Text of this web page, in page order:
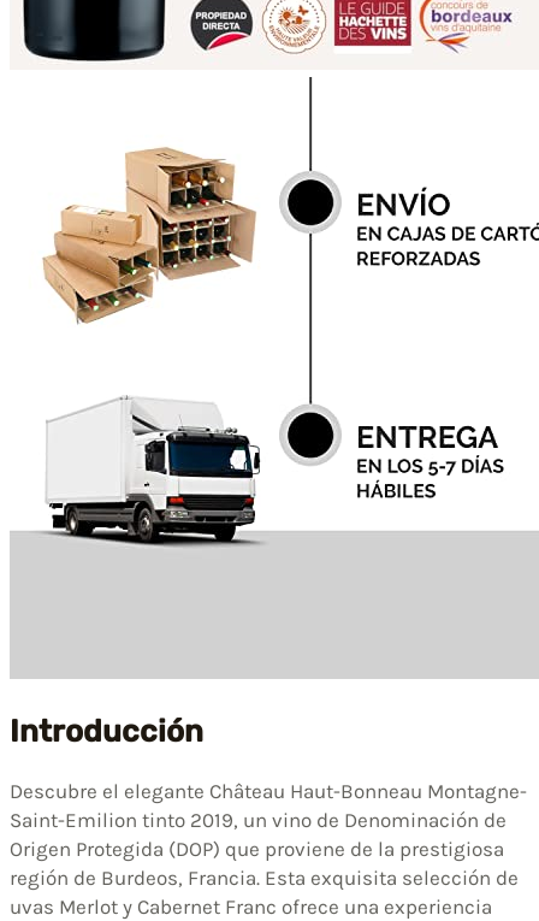
Introducción
Descubre el elegante Château Haut-Bonneau Montagne-
Saint-Emilion tinto 2019, un vino de Denominación de
Origen Protegida (DOP) que proviene de la prestigiosa
región de Burdeos, Francia. Esta exquisita selección de
uvas Merlot y Cabernet Franc ofrece una experiencia